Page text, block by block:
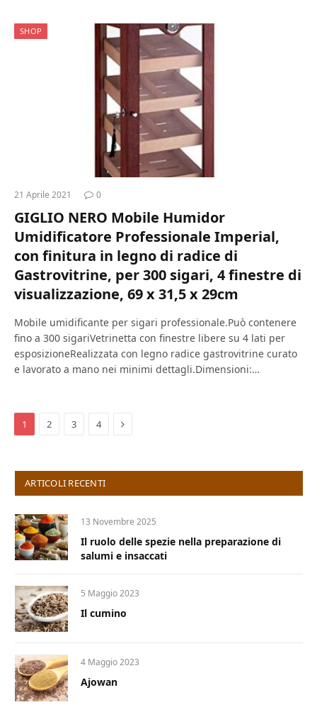
SHOP
21 Aprile 2021 0
GIGLIO NERO Mobile Humidor
Umidificatore Professionale Imperial,
con finitura in legno di radice di
Gastrovitrine, per 300 sigari, 4 finestre di
visualizzazione, 69 x 31,5 x 29cm
Mobile umidificante per sigari professionale.Può contenere
fino a 300 sigariVetrinetta con finestre libere su 4 lati per
esposizioneRealizzata con legno radice gastrovitrine curato
e lavorato a mano nei minimi dettagli.Dimensioni:…
1 2 3 4 Next
ARTICOLI RECENTI
13 Novembre 2025
Il ruolo delle spezie nella preparazione di
salumi e insaccati
5 Maggio 2023
Il cumino
4 Maggio 2023
Ajowan